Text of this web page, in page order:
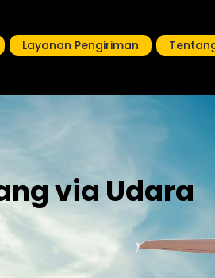
Layanan Pengiriman
via Udara